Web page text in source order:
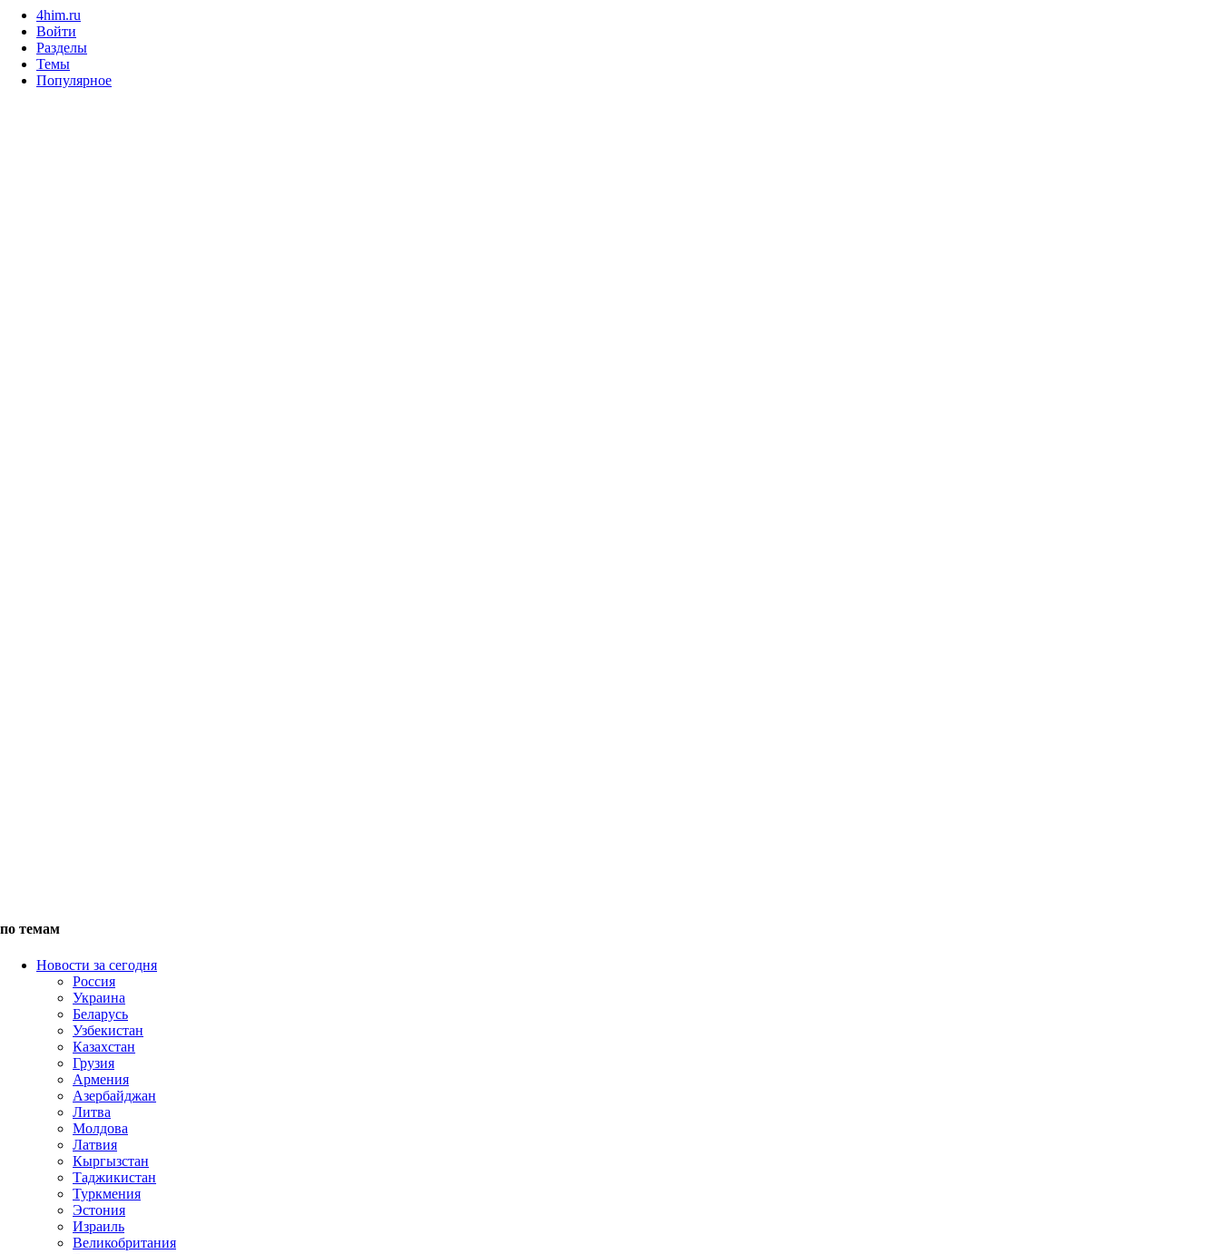
4him.ru
Войти
Разделы
Темы
Популярное
по темам
Новости за сегодня
Россия
Украина
Беларусь
Узбекистан
Казахстан
Грузия
Армения
Азербайджан
Литва
Молдова
Латвия
Кыргызстан
Таджикистан
Туркмения
Эстония
Израиль
Великобритания